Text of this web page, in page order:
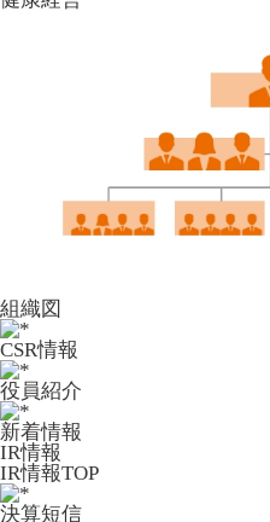
組織図
CSR情報
役員紹介
新着情報
IR情報
IR情報TOP
決算短信